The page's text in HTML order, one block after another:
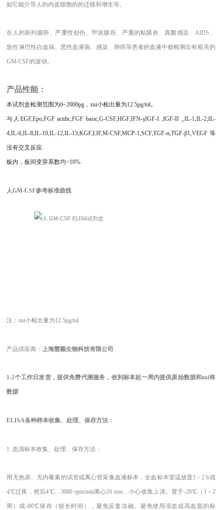
如它能介导人的内皮细胞的的迁移和增生等。
在人的前列腺癌、严重性创伤、甲状腺癌、严重的粘膜炎、真菌感染、AIDS、
急性淋巴性白血病、恶性血液病、感染、肺癌等患者的血液中都检测出有相关的
GM-CSF的波动。
产品性能：
本试剂盒检测范围为0~2000pg，zui小检出量为12.5pg/ml。
与人EGF,Epo,FGF acidic,FGF basic,G-CSF,HGF,IFN-γIGF-I ,IGF-II ,,IL-1,IL-2,IL-
4,IL-6,IL-8,IL-10,IL-12,IL-13,KGF,LIF,M-CSF,MCP-1,SCF,TGF-α,TGF-β1,VEGF等
没有交叉反应.
板内，板间变异系数均<10%.
人GM-CSF参考标准曲线
注：zui小检出量为12.5pg/ml
产品供应商： 上海慧颖生物科技有限公司
1-2个工作日发货，提供免费代测服务，收到标本起一周内提供原始数据和zui终
数据
ELISA各种样本收集、处理、保存方法：
1. 血清标本收集、处理、保存方法：
用无热原、无内毒素的试管或离心管采集血液标本，全血标本室温放置1－2 h或
4℃过夜，然后4℃、3000 rpm/min离心20 min，小心收集上清。置于-20℃（1－2
周）或-80℃保存（较长时间），避免反复冻融。避免使用溶血或高血脂的标